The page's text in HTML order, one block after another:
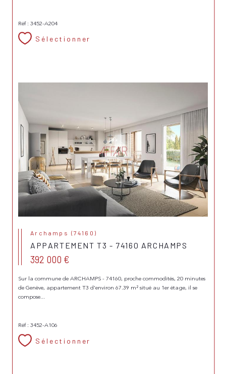
Réf : 3452-A204
Sélectionner
Archamps (74160)
APPARTEMENT T3 - 74160 ARCHAMPS
392 000 €
Sur la commune de ARCHAMPS - 74160, proche commodités, 20 minutes
de Genève, appartement T3 d'environ 67.39 m² situé au 1er étage, il se
compose...
Réf : 3452-A106
Sélectionner